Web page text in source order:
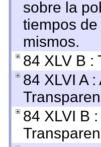
sobre la
tiempos
mismos.
84 XLV B :
84 XLVI A
84 XLVI B